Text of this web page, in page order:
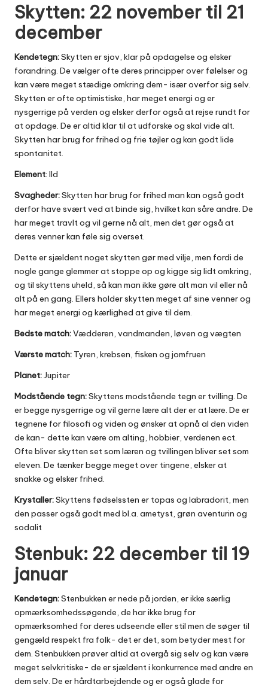
Skytten: 22 november til 21
december
Kendetegn:Skytten er sjov, klar på opdagelse og elsker
forandring. De vælger ofte deres principper over følelser og
kan være meget stædige omkring dem- især overfor sig selv.
Skytten er ofte optimistiske, har meget energi og er
nysgerrige på verden og elsker derfor også at rejse rundt for
at opdage. De er altid klar til at udforske og skal vide alt.
Skytten har brug for frihed og frie tøjler og kan godt lide
spontanitet.
Element: Ild
Svagheder:Skytten har brug for frihed man kan også godt
derfor have svært ved at binde sig, hvilket kan såre andre. De
har meget travlt og vil gerne nå alt, men det gør også at
deres venner kan føle sig overset.
Dette er sjældent noget skytten gør med vilje, men fordi de
nogle gange glemmer at stoppe op og kigge sig lidt omkring,
og til skyttens uheld, så kan man ikke gøre alt man vil eller nå
alt på en gang. Ellers holder skytten meget af sine venner og
har meget energi og kærlighed at give til dem.
Bedste match:Vædderen, vandmanden, løven og vægten
Værste match: Tyren, krebsen, fisken og jomfruen
Planet:Jupiter
Modstående tegn:Skyttens modstående tegn er tvilling. De
er begge nysgerrige og vil gerne lære alt der er at lære. De er
tegnene for filosofi og viden og ønsker at opnå al den viden
de kan- dette kan være om alting, hobbier, verdenen ect.
Ofte bliver skytten set som læren og tvillingen bliver set som
eleven. De tænker begge meget over tingene, elsker at
snakke og elsker frihed.
Krystaller:Skyttens fødselssten er topas og labradorit, men
den passer også godt med bl.a. ametyst, grøn aventurin og
sodalit
Stenbuk: 22 december til 19
januar
Kendetegn:Stenbukken er nede på jorden, er ikke særlig
opmærksomhedssøgende, de har ikke brug for
opmærksomhed for deres udseende eller stil men de søger til
gengæld respekt fra folk- det er det, som betyder mest for
dem. Stenbukken prøver altid at overgå sig selv og kan være
meget selvkritiske- de er sjældent i konkurrence med andre en
dem selv. De er hårdtarbejdende og er også glade for